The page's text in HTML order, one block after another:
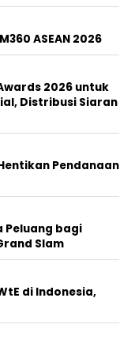
ASEAN 2026
2026 untuk
Distribusi Siaran
Pendanaan
Peluang bagi
Slam
di Indonesia,